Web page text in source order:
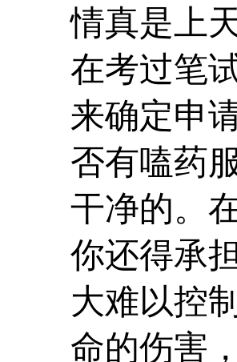
情真是上
在考过笔
来确定申
否有嗑药
干净的。
你还得承
大难以控
命的伤害